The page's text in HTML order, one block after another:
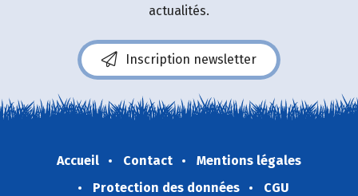
actualités.
Inscription newsletter
Accueil Contact
Mentions légales
Protection des données
CGU